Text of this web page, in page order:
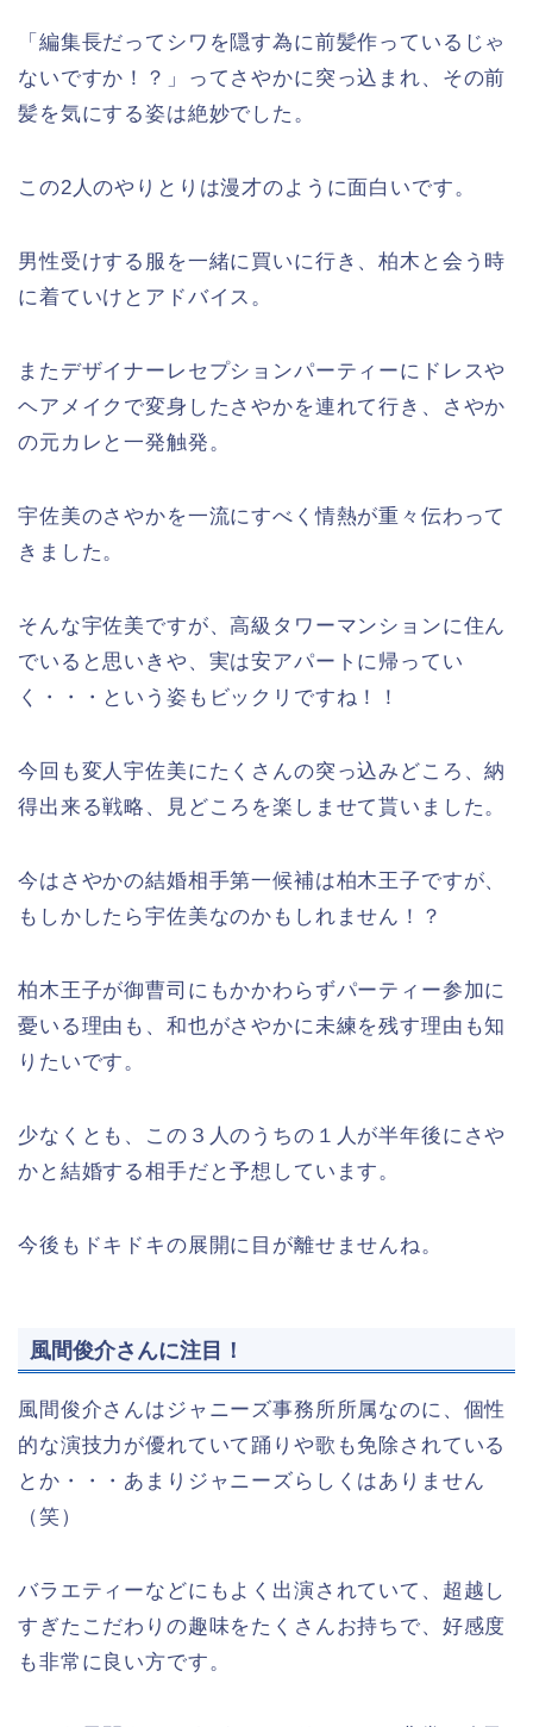
「編集長だってシワを隠す為に前髪作っているじゃ
ないですか！？」ってさやかに突っ込まれ、その前
髪を気にする姿は絶妙でした。
この2人のやりとりは漫才のように面白いです。
男性受けする服を一緒に買いに行き、柏木と会う時
に着ていけとアドバイス。
またデザイナーレセプションパーティーにドレスや
ヘアメイクで変身したさやかを連れて行き、さやか
の元カレと一発触発。
宇佐美のさやかを一流にすべく情熱が重々伝わって
きました。
そんな宇佐美ですが、高級タワーマンションに住ん
でいると思いきや、実は安アパートに帰ってい
く・・・という姿もビックリですね！！
今回も変人宇佐美にたくさんの突っ込みどころ、納
得出来る戦略、見どころを楽しませて貰いました。
今はさやかの結婚相手第一候補は柏木王子ですが、
もしかしたら宇佐美なのかもしれません！？
柏木王子が御曹司にもかかわらずパーティー参加に
憂いる理由も、和也がさやかに未練を残す理由も知
りたいです。
少なくとも、この３人のうちの１人が半年後にさや
かと結婚する相手だと予想しています。
今後もドキドキの展開に目が離せませんね。
風間俊介さんに注目！
風間俊介さんはジャニーズ事務所所属なのに、個性
的な演技力が優れていて踊りや歌も免除されている
とか・・・あまりジャニーズらしくはありません
（笑）
バラエティーなどにもよく出演されていて、超越し
すぎたこだわりの趣味をたくさんお持ちで、好感度
も非常に良い方です。